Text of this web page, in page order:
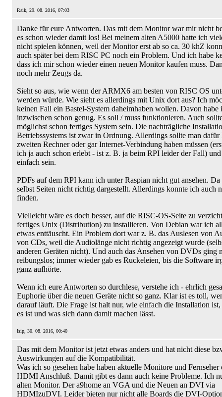
Raik, 29. 08. 2016, 07:03
Danke für eure Antworten. Das mit dem Monitor war mir nicht
es schon wieder damit los! Bei meinem alten A5000 hatte ich
nicht spielen können, weil der Monitor erst ab so ca. 30 khZ
auch später bei dem RISC PC noch ein Problem. Und ich habe
dass ich mir schon wieder einen neuen Monitor kaufen muss.
noch mehr Zeugs da.
Sieht so aus, wie wenn der ARMX6 am besten von RISC OS
werden würde. Wie sieht es allerdings mit Unix dort aus? Ich
keinen Fall ein Bastel-System daheimhaben wollen. Davon habe
inzwischen schon genug. Es soll / muss funktionieren. Auch
möglichst schon fertiges System sein. Die nachträgliche
Betriebssystems ist zwar in Ordnung. Allerdings sollte man dafür
zweiten Rechner oder gar Internet-Verbindung haben müssen
ich ja auch schon erlebt - ist z. B. ja beim RPI leider der Fall) und
einfach sein.
PDFs auf dem RPI kann ich unter Raspian nicht gut ansehen. Da
selbst Seiten nicht richtig dargestellt. Allerdings konnte ich auch
finden.
Vielleicht wäre es doch besser, auf die RISC-OS-Seite zu
fertiges Unix (Distribution) zu installieren. Von Debian war ich
etwas enttäuscht. Ein Problem dort war z. B. das Auslesen von
von CDs, weil die Audiolänge nicht richtig angezeigt wurde
anderen Geräten nicht). Und auch das Ansehen von DVDs ging
reibungslos; immer wieder gab es Ruckeleien, bis die Software
ganz aufhörte.
Wenn ich eure Antworten so durchlese, verstehe ich - ehrlich
Euphorie über die neuen Geräte nicht so ganz. Klar ist es toll,
darauf läuft. Die Frage ist halt nur, wie einfach die Installation
es ist und was sich dann damit machen lässt.
Isip, 30. 08. 2016, 00:40
Das mit dem Monitor ist jetzt etwas anders und hat nicht diese
Auswirkungen auf die Kompatibilität.
Was ich so gesehen habe haben aktuelle Monitore und Fernseher
HDMI Anschluß. Damit gibt es dann auch keine Probleme. Ich
alten Monitor. Der a9home an VGA und die Neuen an DVI via
HDMIzuDVI. Leider bieten nur nicht alle Boards die DVI-